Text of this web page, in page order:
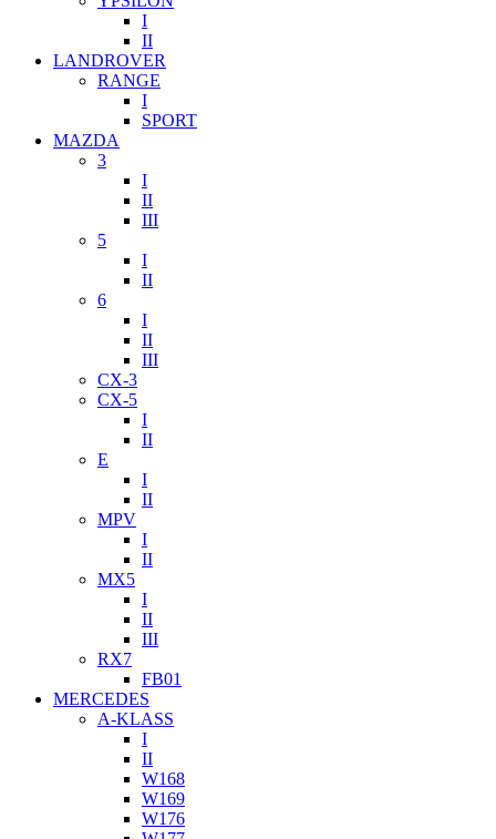
I
II
LANDROVER
RANGE
I
SPORT
MAZDA
3
I
II
III
5
I
II
6
I
II
III
CX-3
CX-5
I
II
E
I
II
MPV
I
II
MX5
I
II
III
RX7
FB01
MERCEDES
A-KLASS
I
II
W168
W169
W176